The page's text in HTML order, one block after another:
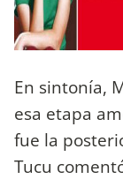
En sintonía,
esa etapa
fue la
Tucu